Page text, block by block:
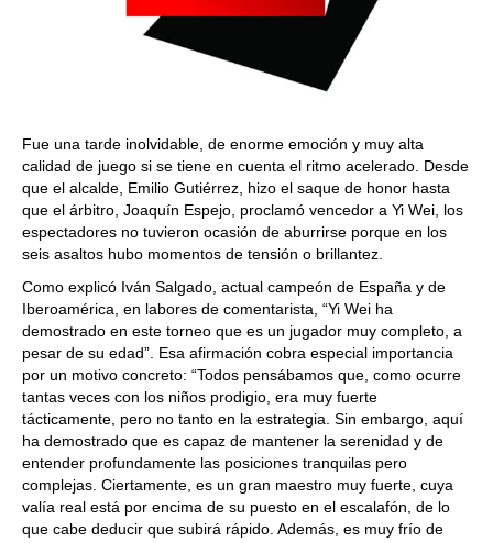
Fue una tarde inolvidable, de enorme emoción y muy alta
calidad de juego si se tiene en cuenta el ritmo acelerado. Desde
que el alcalde, Emilio Gutiérrez, hizo el saque de honor hasta
que el árbitro, Joaquín Espejo, proclamó vencedor a Yi Wei, los
espectadores no tuvieron ocasión de aburrirse porque en los
seis asaltos hubo momentos de tensión o brillantez.
Como explicó Iván Salgado, actual campeón de España y de
Iberoamérica, en labores de comentarista, “Yi Wei ha
demostrado en este torneo que es un jugador muy completo, a
pesar de su edad”. Esa afirmación cobra especial importancia
por un motivo concreto: “Todos pensábamos que, como ocurre
tantas veces con los niños prodigio, era muy fuerte
tácticamente, pero no tanto en la estrategia. Sin embargo, aquí
ha demostrado que es capaz de mantener la serenidad y de
entender profundamente las posiciones tranquilas pero
complejas. Ciertamente, es un gran maestro muy fuerte, cuya
valía real está por encima de su puesto en el escalafón, de lo
que cabe deducir que subirá rápido. Además, es muy frío de